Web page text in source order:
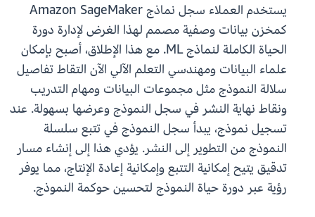
يستخدم العملاء سجل نماذج Amazon SageMaker
كمخزن بيانات وصفية مصمم لهذا الغرض لإدارة دورة
الحياة الكاملة لنماذج ML. مع هذا الإطلاق، أصبح بإمكان
علماء البيانات ومهندسي التعلم الآلي الآن التقاط تفاصيل
سلالة النموذج مثل مجموعات البيانات ومهام التدريب
ونقاط نهاية النشر في سجل النموذج وعرضها بسهولة. عند
تسجيل نموذج، يبدأ سجل النموذج في تتبع سلسلة
النموذج من التطوير إلى النشر. يؤدي هذا إلى إنشاء مسار
تدقيق يتيح إمكانية التتبع وإمكانية إعادة الإنتاج، مما يوفر
رؤية عبر دورة حياة النموذج لتحسين حوكمة النموذج.